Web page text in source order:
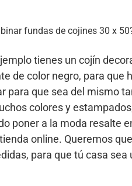
fundas de cojines 30 x
tienes un cojín
de color negro, para que
que sea del mismo
colores y
poner a la moda resalte
online. Queremos
para que tú casa sea